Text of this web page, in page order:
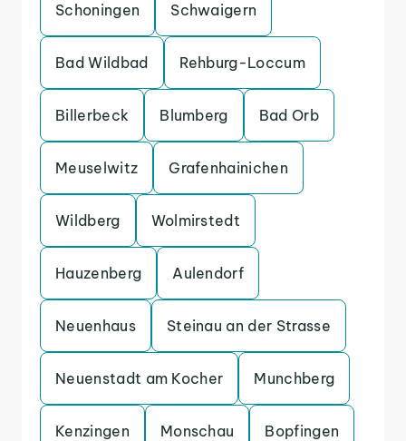
Schoningen Schwaigern
Bad Wildbad Rehburg-Loccum
Billerbeck Blumberg Bad Orb
Meuselwitz Grafenhainichen
Wildberg Wolmirstedt
Hauzenberg Aulendorf
Neuenhaus Steinau an der Strasse
Neuenstadt am Kocher Munchberg
Kenzingen Monschau Bopfingen